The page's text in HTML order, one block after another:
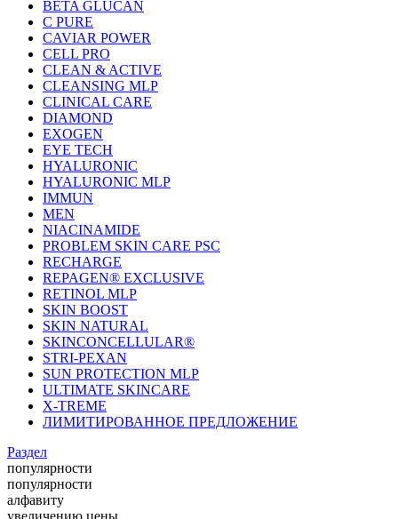
BETA GLUCAN
C PURE
CAVIAR POWER
CELL PRO
CLEAN & ACTIVE
CLEANSING MLP
CLINICAL CARE
DIAMOND
EXOGEN
EYE TECH
HYALURONIC
HYALURONIC MLP
IMMUN
MEN
NIACINAMIDE
PROBLEM SKIN CARE PSC
RECHARGE
REPAGEN® EXCLUSIVE
RETINOL MLP
SKIN BOOST
SKIN NATURAL
SKINCONCELLULAR®
STRI-PEXAN
SUN PROTECTION MLP
ULTIMATE SKINCARE
X-TREME
ЛИМИТИРОВАННОЕ ПРЕДЛОЖЕНИЕ
Раздел
популярности
популярности
алфавиту
увеличению цены